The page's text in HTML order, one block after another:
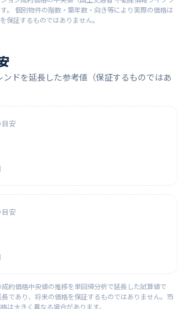
。 個別物件の階数・築年数・向き等により実際の価格は
保証するものではありません。
ドを延長した参考値（保証するものではあ
安
安
成約価格中央値の推移を単回帰分析で延長した試算値で
であり、将来の価格を保証するものではありません。市
は大きく異なる場合があります。